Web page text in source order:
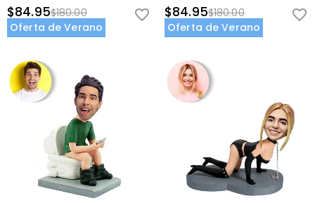
$84.95$180.00
Oferta de Verano
$84.95$180.00
Oferta de Verano